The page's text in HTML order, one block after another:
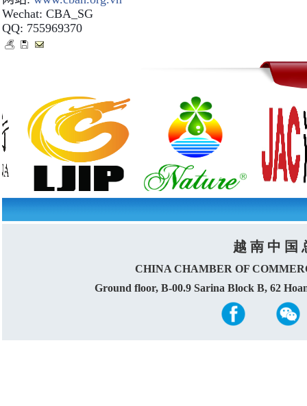
Wechat: CBA_SG
QQ: 755969370
越 南 中 国
CHINA CHAMBER OF
Ground floor, B-00.9 Sarina Block B, 62